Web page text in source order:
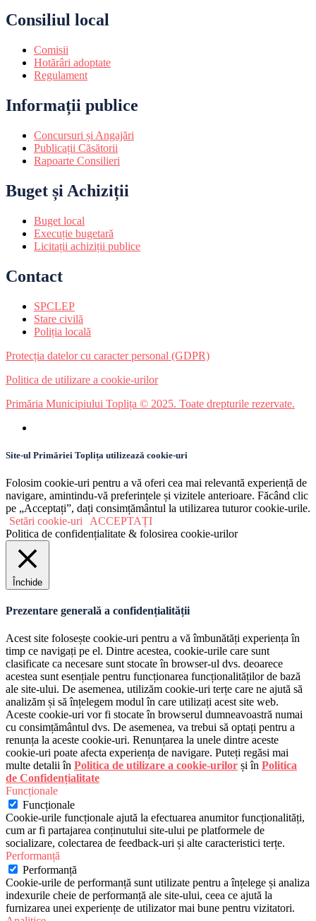
Consiliul local
Comisii
Hotărâri adoptate
Regulament
Informații publice
Concursuri și Angajări
Publicații Căsătorii
Rapoarte Consilieri
Buget și Achiziții
Buget local
Execuție bugetară
Licitații achiziții publice
Contact
SPCLEP
Stare civilă
Poliția locală
Protecția datelor cu caracter personal (GDPR)
Politica de utilizare a cookie-urilor
Primăria Municipiului Toplița © 2025. Toate drepturile rezervate.
Site-ul Primăriei Toplița utilizează cookie-uri
Folosim cookie-uri pentru a vă oferi cea mai relevantă experiență de
navigare, amintindu-vă preferințele și vizitele anterioare. Făcând clic
pe „Acceptați”, dați consimțământul la utilizarea tuturor cookie-urile.
Setări cookie-uri
ACCEPTAȚI
Politica de confidențialitate & folosirea cookie-urilor
Închide
Prezentare generală a confidențialității
Acest site folosește cookie-uri pentru a vă îmbunătăți experiența în
timp ce navigați pe el. Dintre acestea, cookie-urile care sunt
clasificate ca necesare sunt stocate în browser-ul dvs. deoarece
acestea sunt esențiale pentru funcționarea funcționalităților de bază
ale site-ului. De asemenea, utilizăm cookie-uri terțe care ne ajută să
analizăm și să înțelegem modul în care utilizați acest site web.
Aceste cookie-uri vor fi stocate în browserul dumneavoastră numai
cu consimțământul dvs. De asemenea, va trebui să optați pentru a
renunța la aceste cookie-uri. Renunțarea la unele dintre aceste
cookie-uri poate afecta experiența de navigare. Puteți regăsi mai
multe detalii în Politica de utilizare a cookie-urilor și în Politica
de Confidențialitate
Funcționale
Funcționale
Cookie-urile funcționale ajută la efectuarea anumitor funcționalități,
cum ar fi partajarea conținutului site-ului pe platformele de
socializare, colectarea de feedback-uri și alte caracteristici terțe.
Performanță
Performanță
Cookie-urile de performanță sunt utilizate pentru a înțelege și analiza
indexurile cheie de performanță ale site-ului, ceea ce ajută la
furnizarea unei experiențe de utilizator mai bune pentru vizitatori.